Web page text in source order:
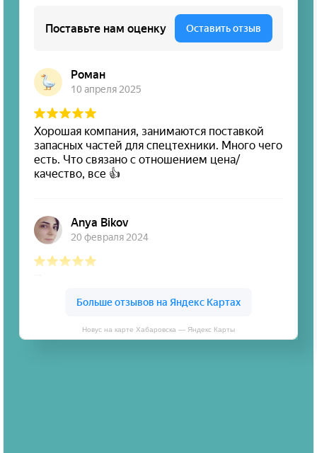
Новус на карте Хабаровска — Яндекс Карты